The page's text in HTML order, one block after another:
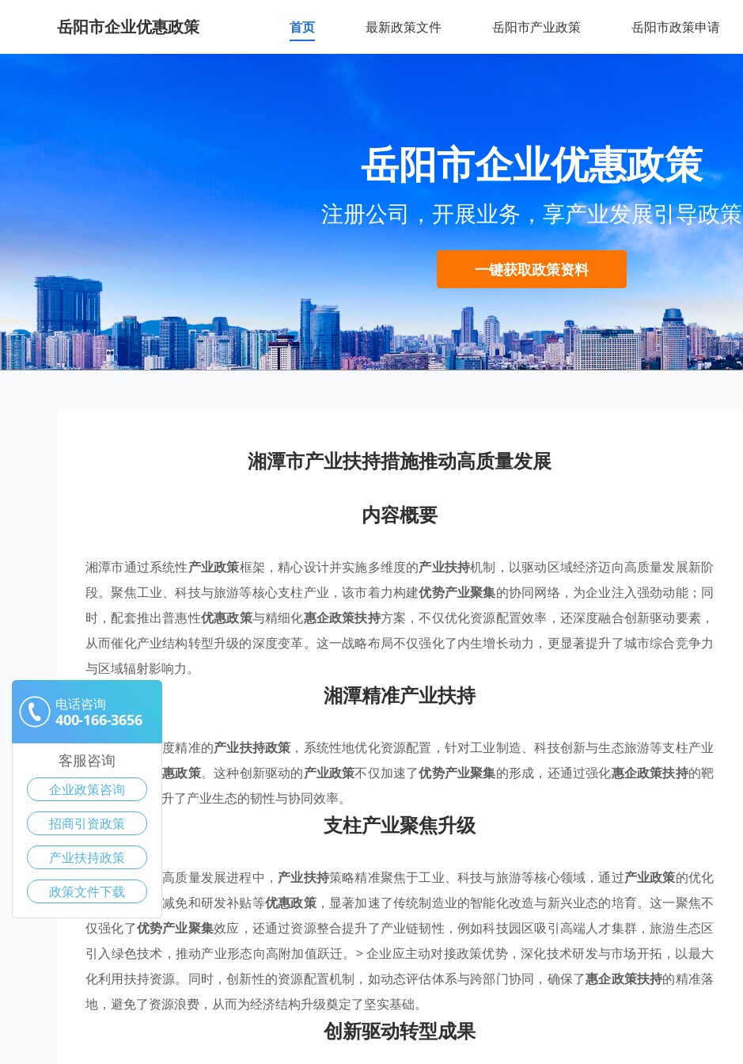
岳阳市企业优惠政策 首页 最新政策文件 岳阳市产业政策 岳阳市政策申请
岳阳市企业优惠政策
注册公司，开展业务，享产业发展引导政策
一键获取政策资料
湘潭市产业扶持措施推动高质量发展
内容概要
湘潭市通过系统性产业政策框架，精心设计并实施多维度的产业扶持机制，以驱动区域经济迈向高质量发展新阶
段。聚焦工业、科技与旅游等核心支柱产业，该市着力构建优势产业聚集的协同网络，为企业注入强劲动能；同
时，配套推出普惠性优惠政策与精细化惠企政策扶持方案，不仅优化资源配置效率，还深度融合创新驱动要素，
从而催化产业结构转型升级的深度变革。这一战略布局不仅强化了内生增长动力，更显著提升了城市综合竞争力
与区域辐射影响力。
湘潭精准产业扶持
湘潭市通过高度精准的产业扶持政策 ，系统性地优化资源配置，针对工业制造、科技创新与生态旅游等支柱产业
实施差异化
优惠政策。这种创新驱动的产业政策不仅加速了优势产业聚集的形成，还通过强化惠企政策扶持的靶
向性，显著提升了产业生态的韧性与协同效率。
支柱产业聚焦升级
湘潭市在推进高质量发展进程中， 产业扶持策略精准聚焦于工业、科技与旅游等核心领域，通过产业政策的优化
设计，如税收减免和研发补贴等优惠政策，显著加速了传统制造业的智能化改造与新兴业态的培育。这一聚焦不
仅强化了优势产业聚集效应，还通过资源整合提升了产业链韧性，例如科技园区吸引高端人才集群，旅游生态区
引入绿色技术，推动产业形态向高附加值跃迁。> 企业应主动对接政策优势，深化技术研发与市场开拓，以最大
化利用扶持资源。同时，创新性的资源配置机制，如动态评估体系与跨部门协同，确保了惠企政策扶持的精准落
地，避免了资源浪费，从而为经济结构升级奠定了坚实基础。
创新驱动转型成果
电话咨询
400-166-3656
客服咨询
企业政策咨询
招商引资政策
产业扶持政策
政策文件下载